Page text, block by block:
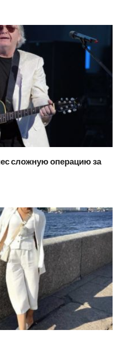
сложную операцию за